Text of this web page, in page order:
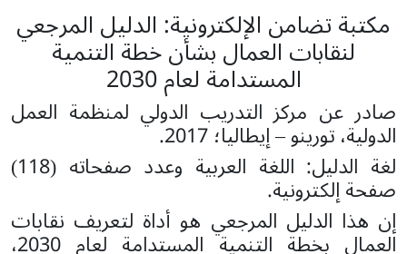
مكتبة تضامن الإلكترونية: الدليل المرجعي
لنقابات العمال بشأن خطة التنمية
المستدامة لعام 2030
صادر عن مركز التدريب الدولي لمنظمة العمل
الدولية، تورينو – إيطاليا؛ 2017.
لغة الدليل: اللغة العربية وعدد صفحاته (118)
صفحة إلكترونية.
إن هذا الدليل المرجعي هو أداة لتعريف نقابات
العمال بخطة التنمية المستدامة لعام 2030،